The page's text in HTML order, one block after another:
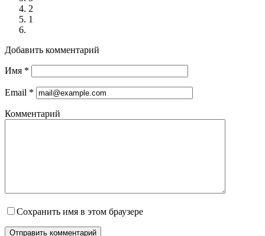
2
1
Добавить комментарий
Имя *
Email *
Комментарий
Сохранить имя в этом браузере